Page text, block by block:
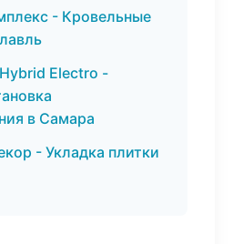
- Кровельные
Electro -
в Самара
- Укладка плитки